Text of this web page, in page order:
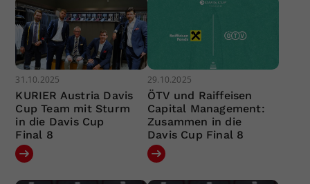
31.10.2025
KURIER Austria Davis
Cup Team mit Sturm
in die Davis Cup
Final 8
29.10.2025
ÖTV und Raiffeisen
Capital Management:
Zusammen in die
Davis Cup Final 8